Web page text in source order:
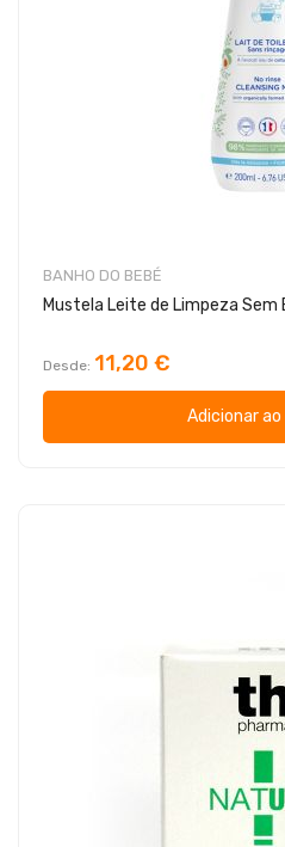
BANHO DO BEBÉ
Mustela Leite de Limpeza
Desde 11,20 €
Adicionar